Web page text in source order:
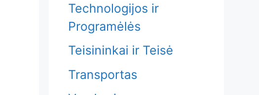
Technologijos ir
Programėlės
Teisininkai ir Teisė
Transportas